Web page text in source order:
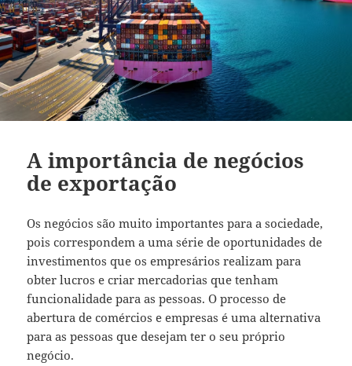
A importância de negócios
de exportação
Os negócios são muito importantes para a sociedade,
pois correspondem a uma série de oportunidades de
investimentos que os empresários realizam para
obter lucros e criar mercadorias que tenham
funcionalidade para as pessoas. O processo de
abertura de comércios e empresas é uma alternativa
para as pessoas que desejam ter o seu próprio
negócio.